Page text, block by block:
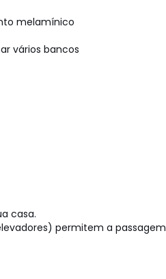
melamínico
vários bancos
casa.
permitem a passagem